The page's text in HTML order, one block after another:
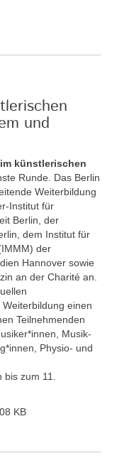
und
künstlerischen
Runde. Das Berlin
Weiterbildung
Institut für
Berlin, der
dem Institut für
der
Hannover sowie
an der Charité an.
einen
Teilnehmenden
Musik-
Physio- und
zum 11.
KB